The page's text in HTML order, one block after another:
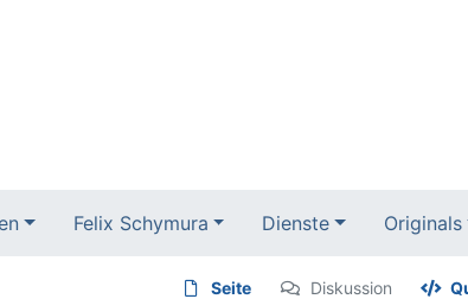
Felix Schymura Dienste Originals
Seite Diskussion